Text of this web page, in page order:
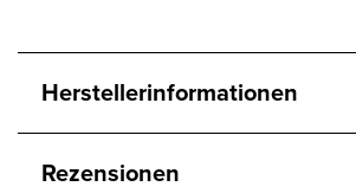
Herstellerinformationen
Rezensionen